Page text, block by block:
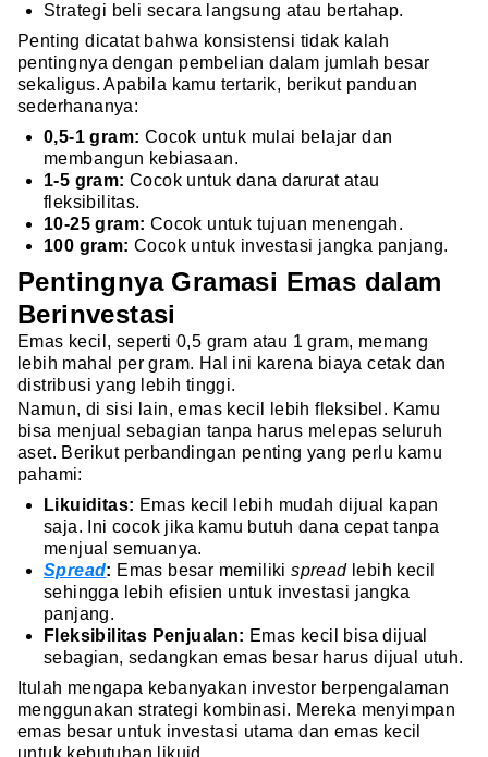
Strategi beli secara langsung atau bertahap.
Penting dicatat bahwa konsistensi tidak kalah
pentingnya dengan pembelian dalam jumlah besar
sekaligus. Apabila kamu tertarik, berikut panduan
sederhananya:
0,5-1 gram: Cocok untuk mulai belajar dan
membangun kebiasaan.
1-5 gram: Cocok untuk dana darurat atau
fleksibilitas.
10-25 gram: Cocok untuk tujuan menengah.
100 gram: Cocok untuk investasi jangka panjang.
Pentingnya Gramasi Emas dalam
Berinvestasi
Emas kecil, seperti 0,5 gram atau 1 gram, memang
lebih mahal per gram. Hal ini karena biaya cetak dan
distribusi yang lebih tinggi.
Namun, di sisi lain, emas kecil lebih fleksibel. Kamu
bisa menjual sebagian tanpa harus melepas seluruh
aset. Berikut perbandingan penting yang perlu kamu
pahami:
Likuiditas: Emas kecil lebih mudah dijual kapan
saja. Ini cocok jika kamu butuh dana cepat tanpa
menjual semuanya.
Spread: Emas besar memilikispread lebih kecil
sehingga lebih efisien untuk investasi jangka
panjang.
Fleksibilitas Penjualan: Emas kecil bisa dijual
sebagian, sedangkan emas besar harus dijual utuh.
Itulah mengapa kebanyakan investor berpengalaman
menggunakan strategi kombinasi. Mereka menyimpan
emas besar untuk investasi utama dan emas kecil